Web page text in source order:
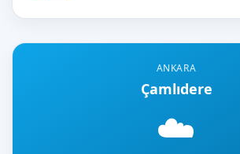
ANKARA
Çamlıdere
☁️